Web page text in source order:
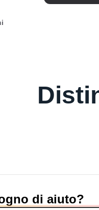
di aiuto?